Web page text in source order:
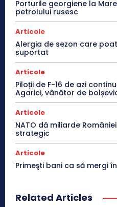
Porturile georgiene la
petrolului rusesc
Articole
Alergia de sezon care
suportat
Articole
Piloții de F-16 de azi
Agarici, vânător de
Articole
NATO dă miliarde
strategic
Articole
Primeşti bani ca să mergi
Related Articles